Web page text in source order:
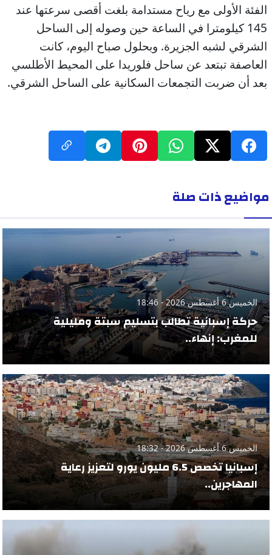
الفئة الأولى مع رياح مستدامة بلغت أقصى سرعتها عند
145 كيلومترا في الساعة حين وصوله إلى الساحل
الشرقي لشبه الجزيرة. وبحلول صباح اليوم، كانت
العاصفة تبتعد عن ساحل فلوريدا على المحيط الأطلسي
بعد أن ضربت التجمعات السكانية على الساحل الشرقي.
مواضيع ذات صلة
الخميس 6 أغسطس 2026 - 18:46
حركة إسبانية تطالب بتسليم سبتة ومليلية
للمغرب: إنهاء..
الخميس 6 أغسطس 2026 - 18:32
إسبانيا تخصص 6.5 مليون يورو لتعزيز رعاية
المهاجرين..